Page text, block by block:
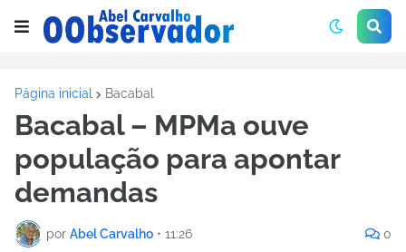
Página inicial Bacabal
Bacabal – MPMa ouve
população para apontar
demandas
por Abel Carvalho • 11:26 0